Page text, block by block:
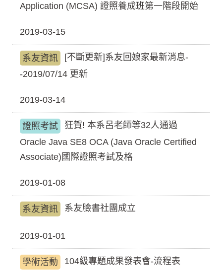
Application (MCSA) 證照養成班第一階段開始
2019-03-15
系友資訊
[不斷更新]系友回娘家最新消息-
-2019/07/14 更新
2019-03-14
證照考試
狂賀! 本系呂老師等32人通過
Oracle Java SE8 OCA (Java Oracle Certified
Associate)國際證照考試及格
2019-01-08
系友資訊 系友臉書社團成立
2019-01-01
學術活動 104級專題成果發表會-流程表